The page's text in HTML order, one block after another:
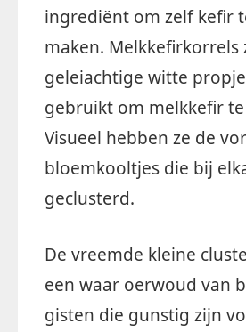
ingrediënt om zelf kefir
maken. Melkkefirkorrels
geleiachtige witte
gebruikt om melkkefir
Visueel hebben ze de
bloemkooltjes die bij
geclusterd.
De vreemde kleine
een waar oerwoud van
gisten die gunstig zijn